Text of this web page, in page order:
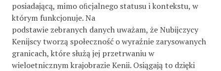
posiadającą, mimo oﬁcjalnego statusu i kontekstu, w
którym funkcjonuje. Na
podstawie zebranych danych uważam, że Nubijczycy
Kenijscy tworzą społeczność o wyraźnie zarysowanych
granicach, które służą jej przetrwaniu w
wieloetnicznym krajobrazie Kenii. Osiągają to dzięki